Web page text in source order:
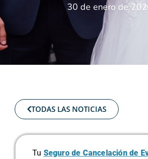
30 de enero de
TODAS LAS NOTICIAS
Tu Seguro de Cancelación de